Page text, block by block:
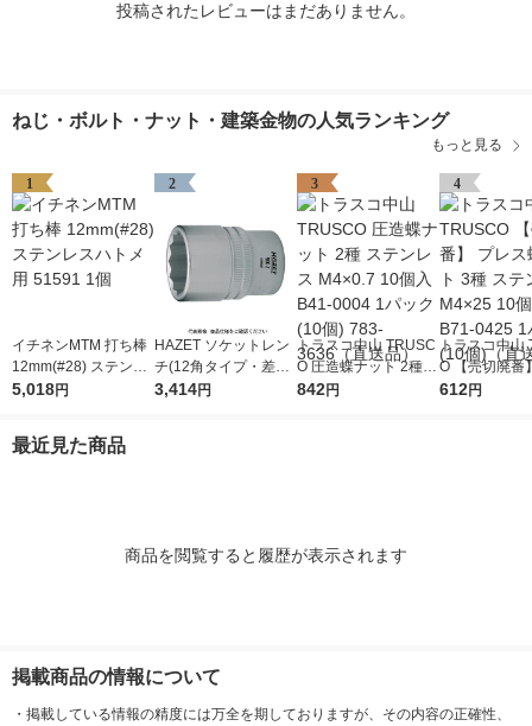
投稿されたレビューはまだありません。
ねじ・ボルト・ナット・建築金物の人気ランキング
もっと見る
1
イチネンMTM 打ち棒
12mm(#28) ステンレ
スハトメ用 51591 1個
5,018円
2
HAZET ソケットレン
チ(12角タイプ・差込
角12.7mm) 対辺寸法2
3,414円
3
トラスコ中山 TRUSC
O 圧造蝶ナット 2種
ステンレス M4×0.7 1
842円
4
トラスコ中山
O 【売切廃番
ス蝶ボルト 3
612円
最近見た商品
商品を閲覧すると履歴が表示されます
掲載商品の情報について
・ 掲載している情報の精度には万全を期しておりますが、その内容の正確性、